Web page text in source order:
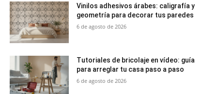
Vinilos adhesivos árabes: caligrafía y
geometría para decorar tus paredes
6 de agosto de 2026
Tutoriales de bricolaje en vídeo: guía
para arreglar tu casa paso a paso
6 de agosto de 2026